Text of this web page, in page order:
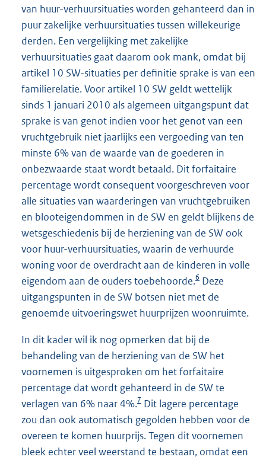
van huur-verhuursituaties worden gehanteerd dan in
puur zakelijke verhuursituaties tussen willekeurige
derden. Een vergelijking met zakelijke
verhuursituaties gaat daarom ook mank, omdat bij
artikel 10 SW-situaties per definitie sprake is van een
familierelatie. Voor artikel 10 SW geldt wettelijk
sinds 1 januari 2010 als algemeen uitgangspunt dat
sprake is van genot indien voor het genot van een
vruchtgebruik niet jaarlijks een vergoeding van ten
minste 6% van de waarde van de goederen in
onbezwaarde staat wordt betaald. Dit forfaitaire
percentage wordt consequent voorgeschreven voor
alle situaties van waarderingen van vruchtgebruiken
en blooteigendommen in de SW en geldt blijkens de
wetsgeschiedenis bij de herziening van de SW ook
voor huur-verhuursituaties, waarin de verhuurde
woning voor de overdracht aan de kinderen in volle
eigendom aan de ouders toebehoorde.6 Deze
uitgangspunten in de SW botsen niet met de
genoemde uitvoeringswet huurprijzen woonruimte.
In dit kader wil ik nog opmerken dat bij de
behandeling van de herziening van de SW het
voornemen is uitgesproken om het forfaitaire
percentage dat wordt gehanteerd in de SW te
verlagen van 6% naar 4%.7 Dit lagere percentage
zou dan ook automatisch gegolden hebben voor de
overeen te komen huurprijs. Tegen dit voornemen
bleek echter veel weerstand te bestaan, omdat een